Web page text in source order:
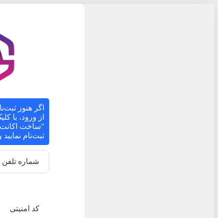
اگر هنوز
از ورود، با
"ساخت اکانت
ثبت‌نام
شماره تلفن
کد امنیتی